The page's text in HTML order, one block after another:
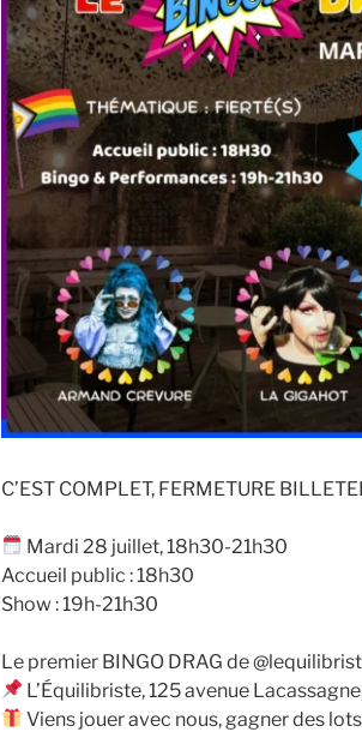
C’EST COMPLET, FERMETURE
Mardi 28 juillet, 18h30-21h30
Accueil public : 18h30
Show : 19h-21h30
Le premier BINGO DRAG de
L’Équilibriste, 125 avenue
Viens jouer avec nous, gagner des